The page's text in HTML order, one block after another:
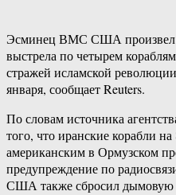
Эсминец ВМС США произвел
выстрела по четырем
стражей исламской
января, сообщает Reuters.
По словам источника
того, что иранские корабли
американским в Ормузском
предупреждение по
США также сбросил